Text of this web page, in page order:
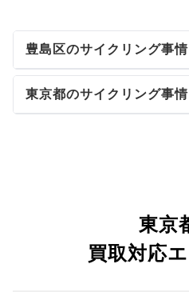
豊島区のサイクリング事情
東京都のサイクリング事情
東京
買取対応